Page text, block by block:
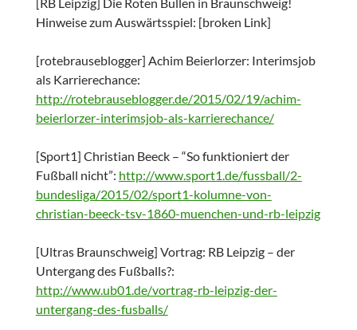
[RB Leipzig] Die Roten Bullen in Braunschweig!
Hinweise zum Auswärtsspiel: [broken Link]
[rotebrauseblogger] Achim Beierlorzer: Interimsjob
als Karrierechance:
http://rotebrauseblogger.de/2015/02/19/achim-
beierlorzer-interimsjob-als-karrierechance/
[Sport1] Christian Beeck – “So funktioniert der
Fußball nicht”: http://www.sport1.de/fussball/2-
bundesliga/2015/02/sport1-kolumne-von-
christian-beeck-tsv-1860-muenchen-und-rb-leipzig
[Ultras Braunschweig] Vortrag: RB Leipzig – der
Untergang des Fußballs?:
http://www.ub01.de/vortrag-rb-leipzig-der-
untergang-des-fusballs/